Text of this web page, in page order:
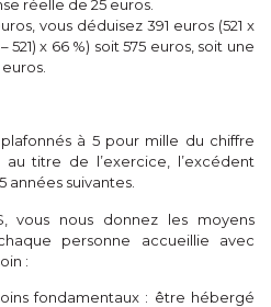
réelle de 25 euros.
vous déduisez 391 euros (521 x
521) x 66 %) soit 575 euros, soit une
à 5 pour mille du chiffre
au titre de l’exercice, l’excédent
années suivantes.
vous nous donnez les moyens
personne accueillie avec
:
fondamentaux : être hébergé